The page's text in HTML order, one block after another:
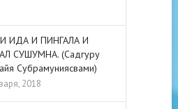
ИДА И ПИНГАЛА И
СУШУМНА. (Садгуру
Субрамуниясвами)
2018